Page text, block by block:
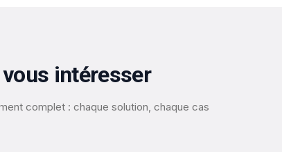
intéresser
complet : chaque solution, chaque cas